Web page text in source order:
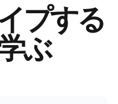
プする
ぶ